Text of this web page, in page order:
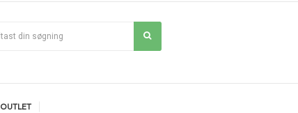
OUTLET